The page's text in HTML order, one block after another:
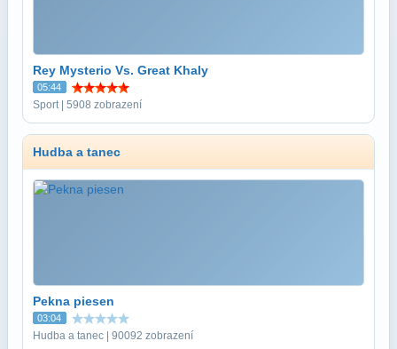
Rey Mysterio Vs. Great Khaly
05:44
Sport | 5908 zobrazení
Hudba a tanec
Pekna piesen
03:04
Hudba a tanec | 90092 zobrazení